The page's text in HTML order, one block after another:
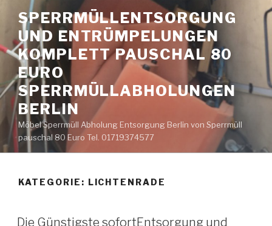
Inhalt
springen
SPERRMÜLLENTSORGUNG
UND ENTRÜMPELUNGEN
KOMPLETT PAUSCHAL 80
EURO
SPERRMÜLLABHOLUNGEN
BERLIN
Möbel Sperrmüll Abholung Entsorgung Berlin von Sperrmüll
pauschal 80 Euro Tel. 01719374577
KATEGORIE: LICHTENRADE
VERÖFFENTLICHT
Die Günstigste sofortEntsorgung und